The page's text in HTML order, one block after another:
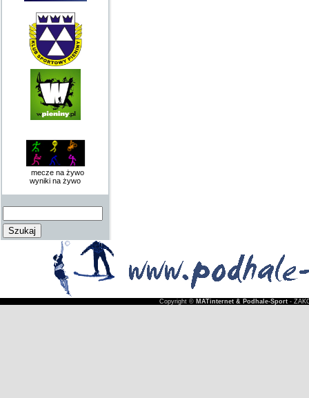
mecze na żywo
wyniki na żywo
Copyright © MATinternet & Podhale-Sport-